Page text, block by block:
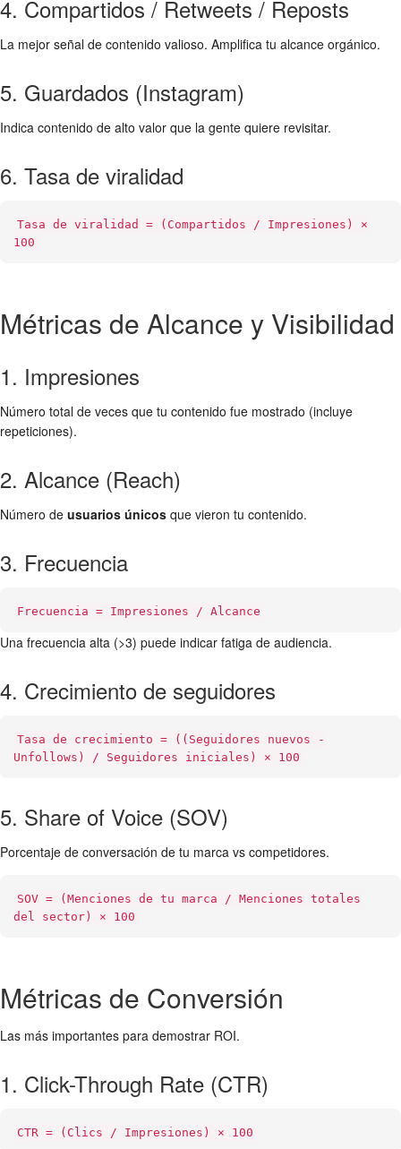
4. Compartidos / Retweets / Reposts
La mejor señal de contenido valioso. Amplifica tu alcance orgánico.
5. Guardados (Instagram)
Indica contenido de alto valor que la gente quiere revisitar.
6. Tasa de viralidad
Tasa de viralidad = (Compartidos / Impresiones) ×
100
Métricas de Alcance y Visibilidad
1. Impresiones
Número total de veces que tu contenido fue mostrado (incluye
repeticiones).
2. Alcance (Reach)
Número de usuarios únicos que vieron tu contenido.
3. Frecuencia
Frecuencia = Impresiones / Alcance
Una frecuencia alta (>3) puede indicar fatiga de audiencia.
4. Crecimiento de seguidores
Tasa de crecimiento = ((Seguidores nuevos -
Unfollows) / Seguidores iniciales) × 100
5. Share of Voice (SOV)
Porcentaje de conversación de tu marca vs competidores.
SOV = (Menciones de tu marca / Menciones totales
del sector) × 100
Métricas de Conversión
Las más importantes para demostrar ROI.
1. Click-Through Rate (CTR)
CTR = (Clics / Impresiones) × 100